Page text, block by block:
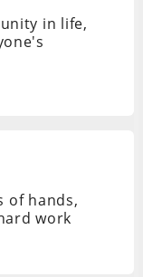
in life,
of hands,
work